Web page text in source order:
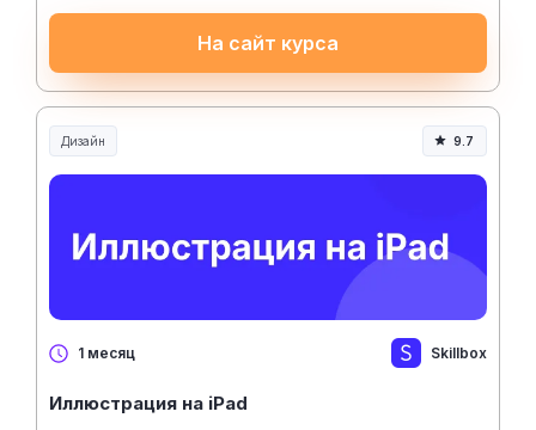
На сайт курса
Дизайн 9.7
1 месяц Skillbox
Иллюстрация на iPad